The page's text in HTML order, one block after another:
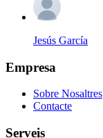
Jesús García
Empresa
Sobre Nosaltres
Contacte
Serveis